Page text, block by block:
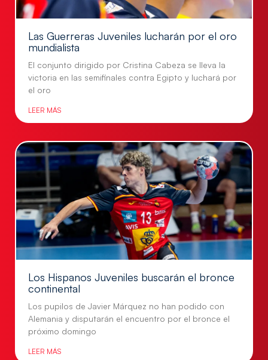
Las Guerreras Juveniles lucharán por el oro
mundialista
El conjunto dirigido por Cristina Cabeza se lleva la
victoria en las semifinales contra Egipto y luchará por
el oro
LEER MÁS
Los Hispanos Juveniles buscarán el bronce
continental
Los pupilos de Javier Márquez no han podido con
Alemania y disputarán el encuentro por el bronce el
próximo domingo
LEER MÁS